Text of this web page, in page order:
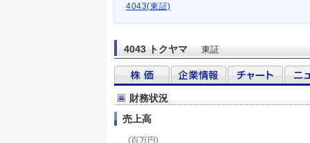
4043(東証)
4043 トクヤマ 東証